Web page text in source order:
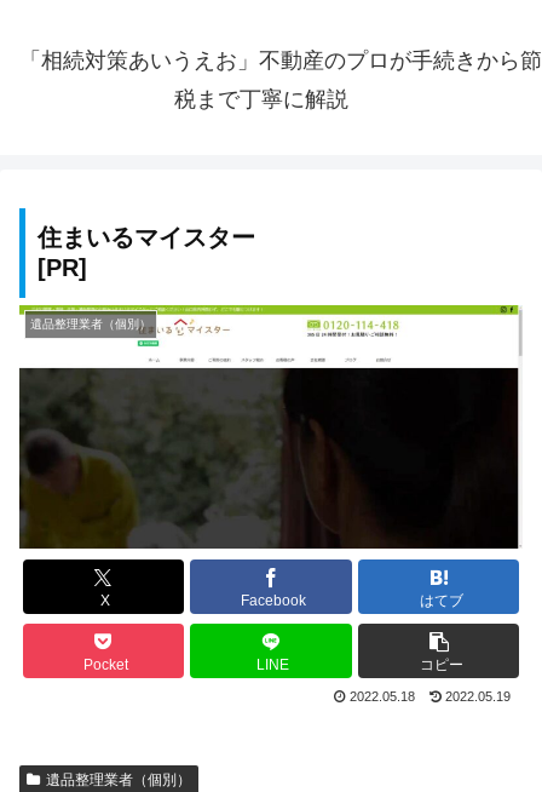
「相続対策あいうえお」不動産のプロが手続きから節
税まで丁寧に解説
住まいるマイスター
遺品整理業者（個別）
X Facebook はてブ
Pocket LINE コピー
2022.05.18 2022.05.19
遺品整理業者（個別）